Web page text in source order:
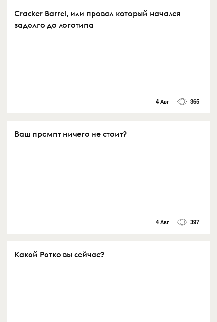
Cracker Barrel, или провал который начался
задолго до логотипа
4 Авг 365
Ваш промпт ничего не стоит?
4 Авг 397
Какой Ротко вы сейчас?